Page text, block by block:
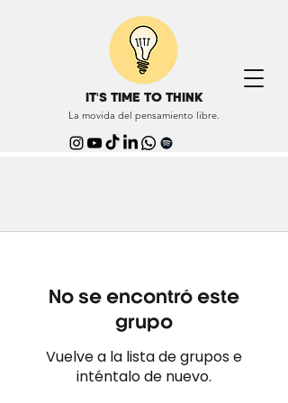
IT'S TIME TO THINK
La movida del pensamiento libre.
No se encontró este
grupo
Vuelve a la lista de grupos e
inténtalo de nuevo.